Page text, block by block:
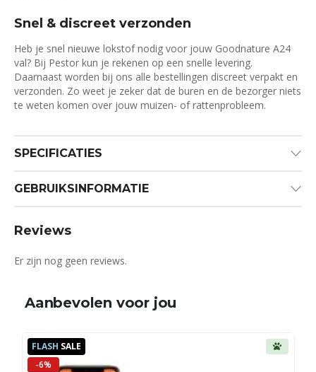
Snel & discreet verzonden
Heb je snel nieuwe lokstof nodig voor jouw Goodnature A24
val? Bij Pestor kun je rekenen op een snelle levering.
Daarnaast worden bij ons alle bestellingen discreet verpakt en
verzonden. Zo weet je zeker dat de buren en de bezorger niets
te weten komen over jouw muizen- of rattenprobleem.
SPECIFICATIES
GEBRUIKSINFORMATIE
Reviews
Er zijn nog geen reviews.
Aanbevolen voor jou
FLASH SALE
-6%